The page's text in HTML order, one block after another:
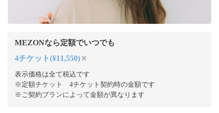
MEZONなら定額でいつでも
4チケット(¥11,550) ※
表示価格は全て税込です
※定額チケット 4チケット契約時の金額です
※ご契約プランによって金額が異なります